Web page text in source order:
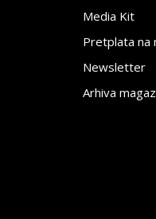
Media Kit
Pretplata na
Newsletter
Arhiva